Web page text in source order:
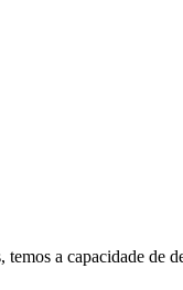
a capacidade de